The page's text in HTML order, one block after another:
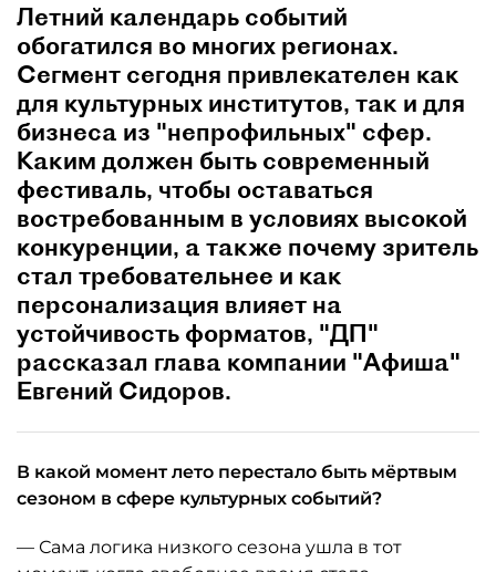
Летний календарь событий
обогатился во многих регионах.
Сегмент сегодня привлекателен как
для культурных институтов, так и для
бизнеса из "непрофильных" сфер.
Каким должен быть современный
фестиваль, чтобы оставаться
востребованным в условиях высокой
конкуренции, а также почему зритель
стал требовательнее и как
персонализация влияет на
устойчивость форматов, "ДП"
рассказал глава компании "Афиша"
Евгений Сидоров.
В какой момент лето перестало быть мёртвым
сезоном в сфере культурных событий?
— Сама логика низкого сезона ушла в тот